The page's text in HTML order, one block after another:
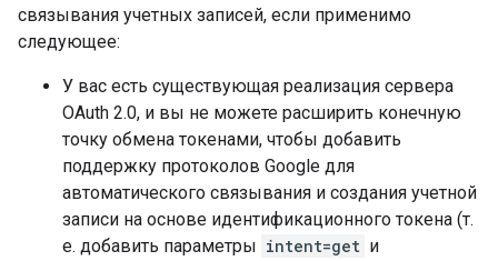
связывания учетных записей, если применимо
следующее:
У вас есть существующая реализация сервера
OAuth 2.0, и вы не можете расширить конечную
точку обмена токенами, чтобы добавить
поддержку протоколов Google для
автоматического связывания и создания учетной
записи на основе идентификационного токена (т.
е. добавить параметры intent=get и